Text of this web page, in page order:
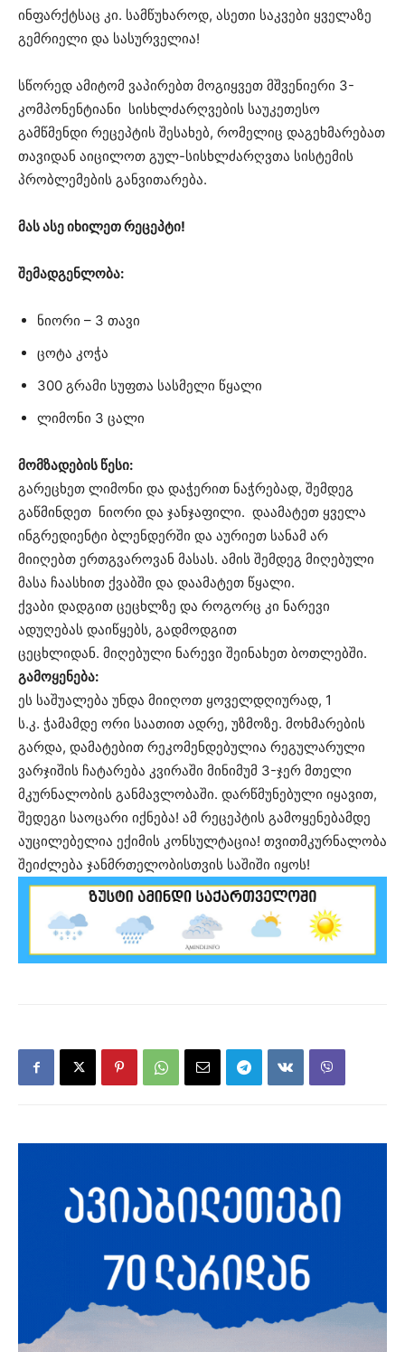
ინფარქტსაც კი. სამწუხაროდ, ასეთი საკვები ყველაზე
გემრიელი და სასურველია!
სწორედ ამიტომ ვაპირებთ მოგიყვეთ მშვენიერი 3-
კომპონენტიანი სისხლძარღვების საუკეთესო
გამწმენდი რეცეპტის შესახებ, რომელიც დაგეხმარებათ
თავიდან აიცილოთ გულ-სისხლძარღვთა სისტემის
პრობლემების განვითარება.
მას ასე იხილეთ რეცეპტი!
შემადგენლობა:
ნიორი – 3 თავი
ცოტა კოჭა
300 გრამი სუფთა სასმელი წყალი
ლიმონი 3 ცალი
მომზადების წესი:
გარეცხეთ ლიმონი და დაჭერით ნაჭრებად, შემდეგ
გაწმინდეთ ნიორი და ჯანჯაფილი. დაამატეთ ყველა
ინგრედიენტი ბლენდერში და აურიეთ სანამ არ
მიიღებთ ერთგვაროვან მასას. ამის შემდეგ მიღებული
მასა ჩაასხით ქვაბში და დაამატეთ წყალი.
ქვაბი დადგით ცეცხლზე და როგორც კი ნარევი
ადუღებას დაიწყებს, გადმოდგით
ცეცხლიდან. მიღებული ნარევი შეინახეთ ბოთლებში.
გამოყენება:
ეს საშუალება უნდა მიიღოთ ყოველდღიურად, 1
ს.კ. ჭამამდე ორი საათით ადრე, უზმოზე. მოხმარების
გარდა, დამატებით რეკომენდებულია რეგულარული
ვარჯიშის ჩატარება კვირაში მინიმუმ 3-ჯერ მთელი
მკურნალობის განმავლობაში. დარწმუნებული იყავით,
შედეგი საოცარი იქნება! ამ რეცეპტის გამოყენებამდე
აუცილებელია ექიმის კონსულტაცია! თვითმკურნალობა
შეიძლება ჯანმრთელობისთვის საშიში იყოს!